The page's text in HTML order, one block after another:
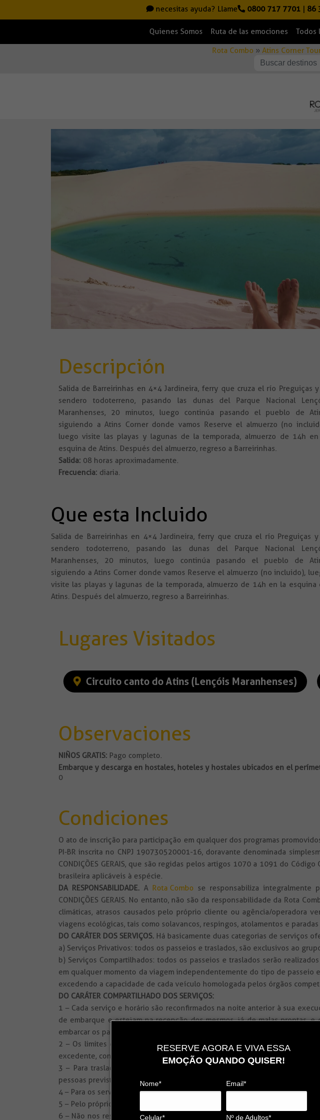
RESERVE AGORA E VIVA ESSA
EMOÇÃO QUANDO QUISER!
Nome* Email*
Celular* Nº de Adultos*
necesitas ayuda? Llame 0800 717 7701| 86
Quienes Somos Ruta de las emociones Todos
Rota Combo » Atins Corner
Descripción
Salida de Barreirinhas en 4×4 Jardineira, ferry que cruza el río Preguiças
sendero todoterreno, pasando las dunas del Parque Nacional
Maranhenses, 20 minutos, luego continúa pasando el pueblo de
siguiendo a Atins Corner donde vamos Reserve el almuerzo (no
luego visite las playas y lagunas de la temporada, almuerzo de 14h
esquina de Atins. Después del almuerzo, regreso a Barreirinhas.
Salida: 08 horas aproximadamente.
Frecuencia: diaria.
Que esta Incluido
Salida de Barreirinhas en 4×4 Jardineira, ferry que cruza el río Preguiças
sendero todoterreno, pasando las dunas del Parque Nacional
Maranhenses, 20 minutos, luego continúa pasando el pueblo de
siguiendo a Atins Corner donde vamos Reserve el almuerzo (no incluido),
visite las playas y lagunas de la temporada, almuerzo de 14h en la esquina
Atins. Después del almuerzo, regreso a Barreirinhas.
Lugares Visitados
Circuito canto do Atins (Lençóis Maranhenses)
Observaciones
NIÑOS GRATIS: Pago completo.
Embarque y descarga en hostales, hoteles y hostales ubicados en el
0
Condiciones
O ato de inscrição para participação em qualquer dos programas
PI-BR inscrita no CNPJ 190730520001-16, doravante denominada
CONDIÇÕES GERAIS, que são regidas pelos artigos 1070 a 1091 do
brasileira aplicáveis à espécie.
DA RESPONSABILIDADE. A Rota Combo se responsabiliza integralmente
CONDIÇÕES GERAIS. No entanto, não são da responsabilidade da Rota
climáticas, atrasos causados pelo próprio cliente ou agência/operadora
viagens ecológicas, tais como solavancos, respingos, atolamentos e paradas
DO CARÁTER DOS SERVIÇOS. Há basicamente duas categorias de serviços
a) Serviços Privativos: todos os passeios e traslados, são exclusivos ao
b) Serviços Compartilhados: todos os passeios e traslados serão
em qualquer momento da viagem independentemente do tipo de passeio
excedendo a capacidade de cada veículo homologada pelos órgãos
DO CARÁTER COMPARTILHADO DOS SERVIÇOS:
1 – Cada serviço e horário são reconfirmados na noite anterior à sua
de embarque e estejam na recepção dos mesmos, já de malas prontas,
embarcar os passageiros que não cumprirem essa determinação,
2 – Os limites de bagagem por pessoa devem ser rigorosamente
excedente, consulte-nos (ou ao seu agente de viagens) acerca do
3 – Para traslados terrestres, poderão ser utilizados: automóvel, 4×4,
pessoas previsto.
4 – Para os serviços fora de estrada utilizaremos jardineiras que são
5 – Pelo próprio conceito do serviço, poderá haver variações e mudanças
6 – Não nos responsabilizamos pela perda de conexões com outros